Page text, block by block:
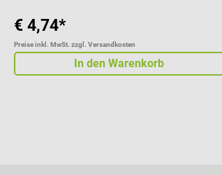
€ 4,74*
Preise inkl. MwSt. zzgl. Versandkosten
In den Warenkorb